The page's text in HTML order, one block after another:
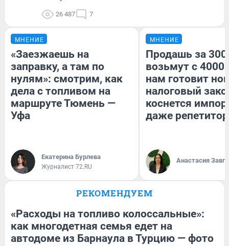
26 487 7
МНЕНИЕ
«Заезжаешь на
заправку, а там по
нулям»: смотрим, как
дела с топливом на
маршруте Тюмень —
Уфа
Екатерина Бурлева
Журналист 72.RU
МНЕНИЕ
Продашь за
возьмут с
нам готовит
налоговый
коснется
даже
Анастасия
РЕКОМЕНДУЕМ
«Расходы на топливо колоссальные»:
как многодетная семья едет на
автодоме из Барнаула в Турцию — фото